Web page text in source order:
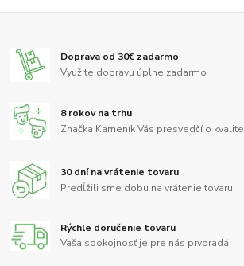
Doprava od 30€ zadarmo
Využite dopravu úplne zadarmo
8 rokov na trhu
Značka Kameník Vás presvedčí o kvalite
30 dní na vrátenie tovaru
Predĺžili sme dobu na vrátenie tovaru
Rýchle doručenie tovaru
Vaša spokojnosť je pre nás prvoradá